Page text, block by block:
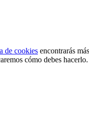
de cookies encontrarás
cómo debes hacerlo.